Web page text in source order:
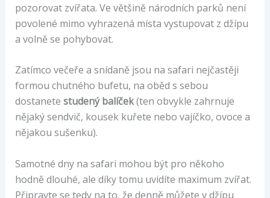
pozorovat zvířata. Ve většině národních parků není
povolené mimo vyhrazená místa vystupovat z džípu
a volně se pohybovat.
Zatímco večeře a snídaně jsou na safari nejčastěji
formou chutného bufetu, na oběd s sebou
dostanete studený balíček(ten obvykle zahrnuje
nějaký sendvič, kousek kuřete nebo vajíčko, ovoce a
nějakou sušenku).
Samotné dny na safari mohou být pro někoho
hodně dlouhé, ale díky tomu uvidíte maximum zvířat.
Připravte se tedy na to, že denně můžete v džípu